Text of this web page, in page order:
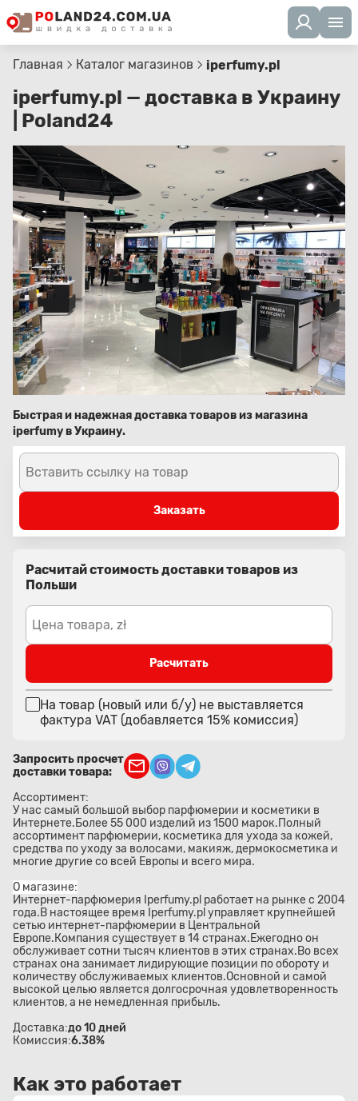
Главная Каталог магазинов iperfumy.pl
iperfumy.pl — доставка в Украину
| Poland24
Быстрая и надежная доставка товаров из магазина
iperfumy в Украину.
Вставить ссылку на товар
Заказать
Расчитай стоимость доставки товаров из
Польши
Цена товара, zł
Расчитать
На товар (новый или б/у) не выставляется
фактура VAT (добавляется 15% комиссия)
Запросить просчет
доставки товара:
Ассортимент:
У нас самый большой выбор парфюмерии и косметики в
Интернете.Более 55 000 изделий из 1500 марок.Полный
ассортимент парфюмерии, косметика для ухода за кожей,
средства по уходу за волосами, макияж, дермокосметика и
многие другие со всей Европы и всего мира.
О магазине:
Интернет-парфюмерия Iperfumy.pl работает на рынке с 2004
года.В настоящее время Iperfumy.pl управляет крупнейшей
сетью интернет-парфюмерии в Центральной
Европе.Компания существует в 14 странах.Ежегодно он
обслуживает сотни тысяч клиентов в этих странах.Во всех
странах она занимает лидирующие позиции по обороту и
количеству обслуживаемых клиентов.Основной и самой
высокой целью является долгосрочная удовлетворенность
клиентов, а не немедленная прибыль.
Доставка:до 10 дней
Комиссия:6.38%
Как это работает